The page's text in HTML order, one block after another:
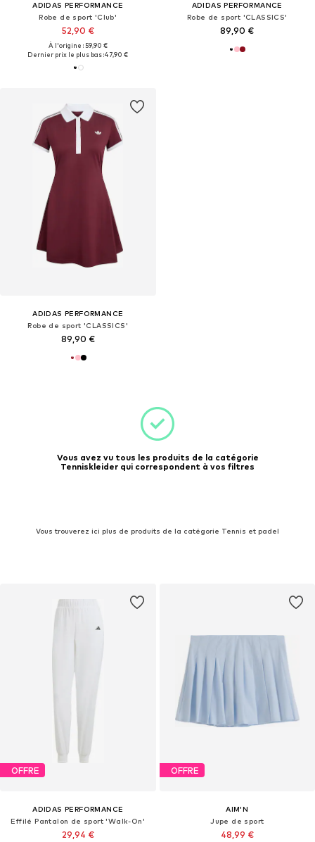
ADIDAS PERFORMANCE
Robe de sport 'Club'
52,90 €
À l'origine : 59,90 €
Dernier prix le plus bas :47,90 €
ADIDAS PERFORMANCE
Robe de sport 'CLASSICS'
89,90 €
ADIDAS PERFORMANCE
Robe de sport 'CLASSICS'
89,90 €
Vous avez vu tous les produits de la catégorie
Tenniskleider qui correspondent à vos filtres
Vous trouverez ici plus de produits de la catégorie Tennis et padel
OFFRE
ADIDAS PERFORMANCE
Effilé Pantalon de sport 'Walk-On'
29,94 €
OFFRE
AIM'N
Jupe de sport
48,99 €